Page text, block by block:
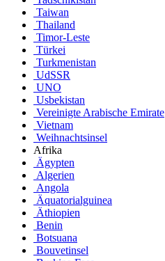
Taiwan
Thailand
Timor-Leste
Türkei
Turkmenistan
UdSSR
UNO
Usbekistan
Vereinigte Arabische Emirate
Vietnam
Weihnachtsinsel
Afrika
Ägypten
Algerien
Angola
Äquatorialguinea
Äthiopien
Benin
Botsuana
Bouvetinsel